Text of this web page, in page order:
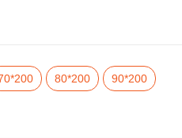
80*200 90*200